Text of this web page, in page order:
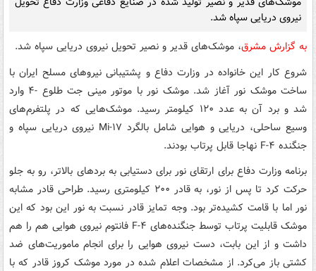
نیروی دریایی سپاه شد.
به گزارش مشرق، موشک‌های قدیر و نصیر تحویل نیروی دریایی سپاه شد.
شروع کار این خانواده در وزارت دفاع و پشتیبانی نیروهای مسلح ایران با
ساخت موشک نور آغاز شد. موشک نور با موتور مینی جت طلوع -۴ وارد
شد و برد آن به عدد ۱۲۰ کیلومتر رسید. موشک‌هایی که در پلتفرم‌های
وسیع ساحلی، دریایی و هوایی شامل بالگرد Mi-۱۷ نیروی دریایی سپاه و
جنگنده F-۴ نهاجا قابل پرتاب بودند.
برنامه وزارت دفاع برای ارتقای نور برای دستیابی به بردهای بالاتر، رو به جلو
حرکت کرد تا پس از نور، به قادر ۲۰۰ کیلومتری رسید. طراحی قادر مشابه
نور اما با قامت کشیده‌تر بود. وجه تمایز قادر نسبت به نور این بود که این
موشک قابلیت پرتاب توسط جنگنده‌های F-۴ فانتوم نیروی هوایی هم را هم
داشت و از این بابت، دست نیروی هوایی را برای انجام ماموریت‌های ضد
کشتی باز می‌کرد. از مشخصات اعلام شده در مورد موشک کروز قادر که با